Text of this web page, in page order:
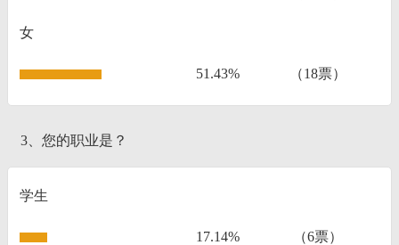
女
51.43% （18票）
3、您的职业是？
学生
17.14% （6票）